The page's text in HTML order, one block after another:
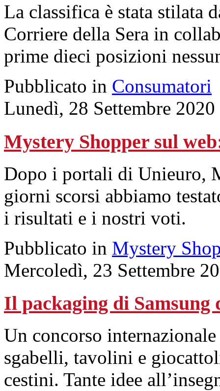
La classifica è stata stilata
Corriere della Sera in
prime dieci posizioni
Pubblicato in Consumatori
Lunedì, 28 Settembre
Mystery Shopper sul
Dopo i portali di Unieuro,
giorni scorsi abbiamo
i risultati e i nostri voti.
Pubblicato in Mystery
Mercoledì, 23 Settembre
Il packaging di Samsung
Un concorso
sgabelli, tavolini e
cestini. Tante idee